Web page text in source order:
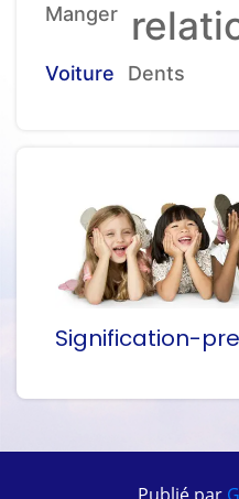
Manger
Voiture Dents
Signification-